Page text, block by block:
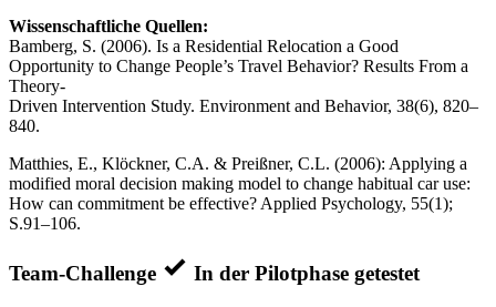
Wissenschaftliche Quellen:
Bamberg, S. (2006). Is a Residential Relocation a Good
Opportunity to Change People’s Travel Behavior? Results From a
Theory-
Driven Intervention Study. Environment and Behavior, 38(6), 820–
840.
Matthies, E., Klöckner, C.A. & Preißner, C.L. (2006): Applying a
modified moral decision making model to change habitual car use:
How can commitment be effective? Applied Psychology, 55(1);
S.91–106.
Team-Challenge In der Pilotphase getestet